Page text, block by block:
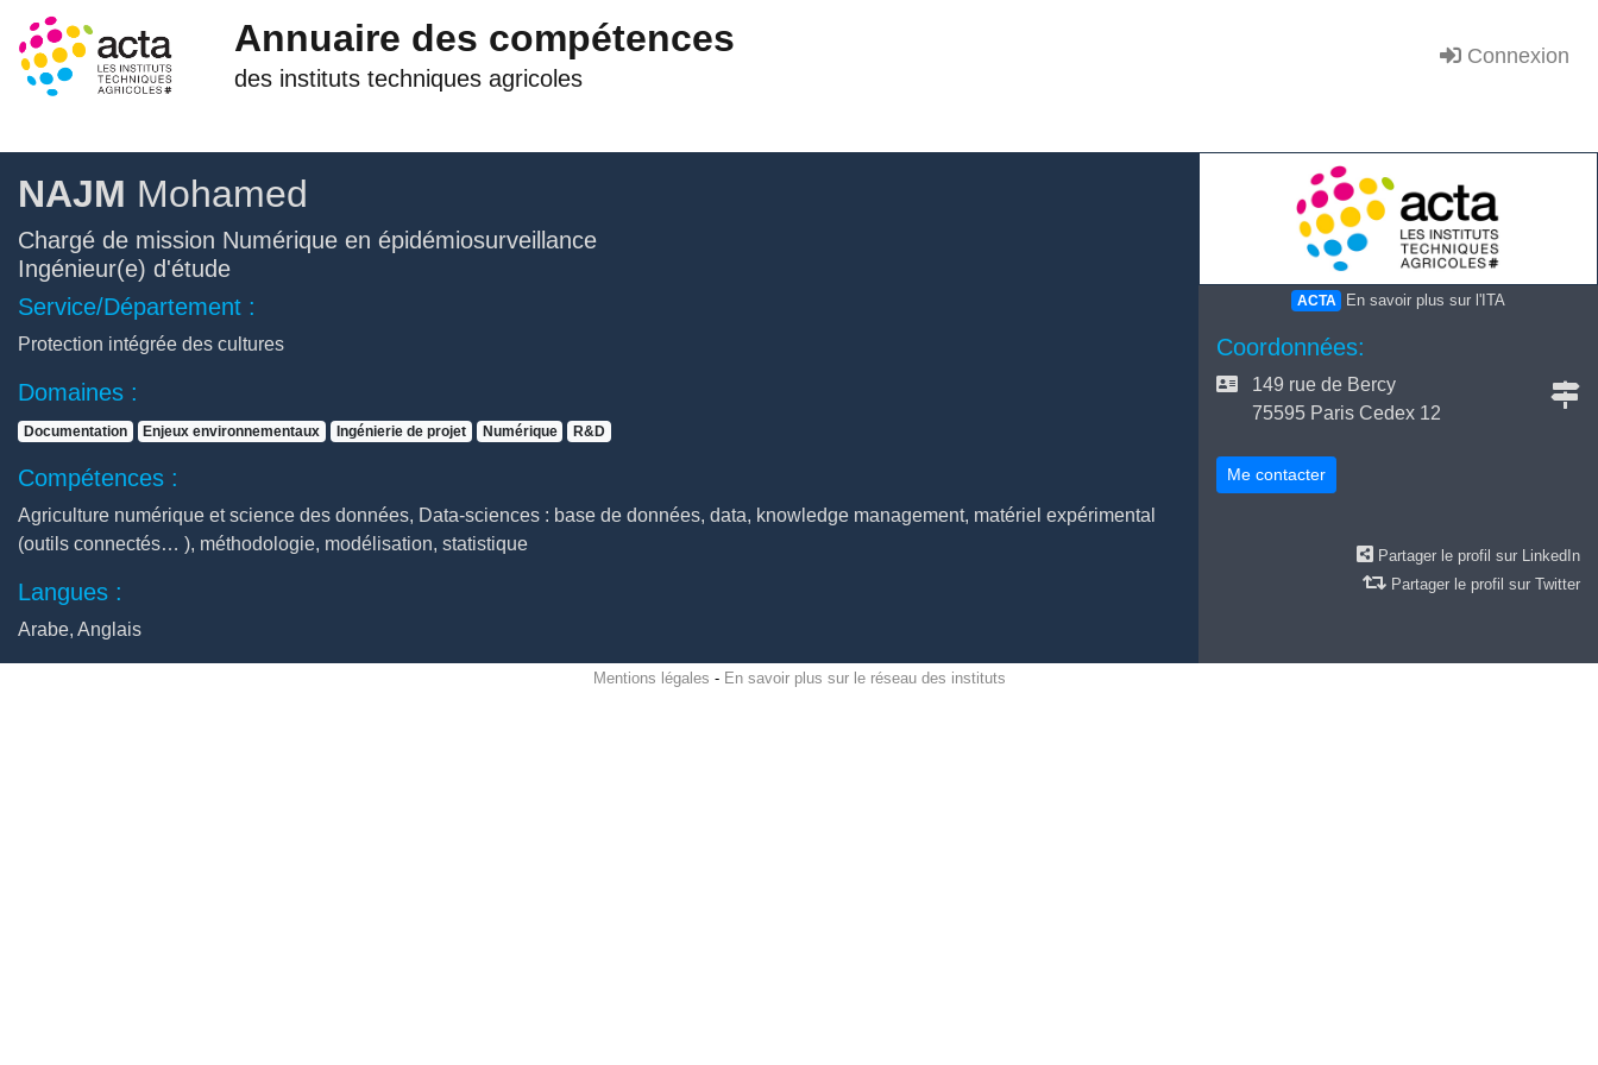
Annuaire des compétences
des instituts techniques agricoles
Connexion
NAJM Mohamed
Chargé de mission Numérique en épidémiosurveillance
Ingénieur(e) d'étude
Service/Département :
Protection intégrée des cultures
Domaines :
Documentation Enjeux environnementaux Ingénierie de projet Numérique R&D
Compétences :
Agriculture numérique et science des données, Data-sciences : base de données, data, knowledge management, matériel expérimental
(outils connectés… ), méthodologie, modélisation, statistique
Langues :
Arabe, Anglais
ACTA En savoir plus sur l'ITA
Coordonnées:
149 rue de Bercy
75595 Paris Cedex 12
Me contacter
Partager le profil sur LinkedIn
Partager le profil sur Twitter
Mentions légales - En savoir plus sur le réseau des instituts